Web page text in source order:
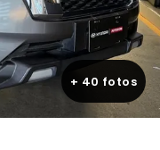
+ 40 fotos